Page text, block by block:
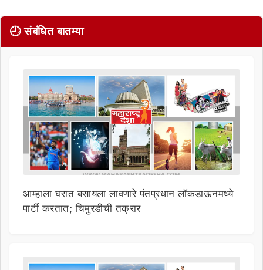
🕘 संबंधित बातम्या
आम्हाला घरात बसायला लावणारे पंतप्रधान लॉकडाऊनमध्ये
पार्टी करतात; चिमुरडीची तक्रार